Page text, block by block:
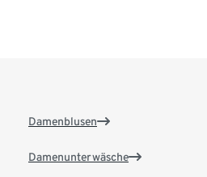
Damenblusen
Damenunterwäsche